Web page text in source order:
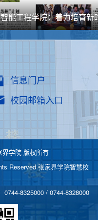
力培育新时代红色工程师
信息门户
校园邮箱入口
学院 版权所有
Reserved 张家界学院智慧校
0744-8325000 / 0744-8328000